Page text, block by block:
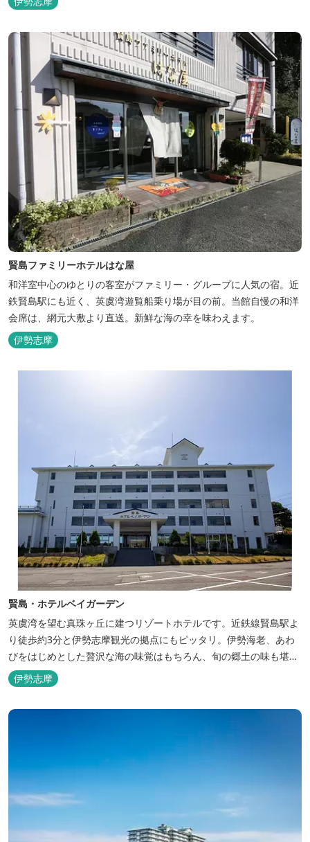
賢島ファミリーホテルはな屋
和洋室中心のゆとりの客室がファミリー・グループに人気の宿。近
鉄賢島駅にも近く、英虞湾遊覧船乗り場が目の前。当館自慢の和洋
会席は、網元大敷より直送。新鮮な海の幸を味わえます。
伊勢志摩
賢島・ホテルベイガーデン
英虞湾を望む真珠ヶ丘に建つリゾートホテルです。近鉄線賢島駅よ
り徒歩約3分と伊勢志摩観光の拠点にもピッタリ。伊勢海老、あわ
びをはじめとした贅沢な海の味覚はもちろん、旬の郷土の味も堪能
できます。
伊勢志摩